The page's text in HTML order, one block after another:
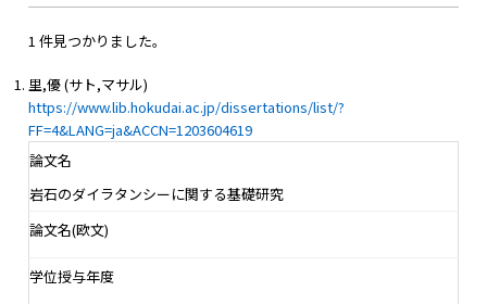
1 件見つかりました。
里,優 (サト,マサル)
https://www.lib.hokudai.ac.jp/dissertations/list/?
FF=4&LANG=ja&ACCN=1203604619
論文名
岩石のダイラタンシーに関する基礎研究
論文名(欧文)
学位授与年度